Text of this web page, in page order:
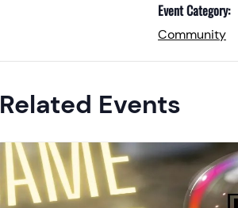
Event Category:
Community
Related Events